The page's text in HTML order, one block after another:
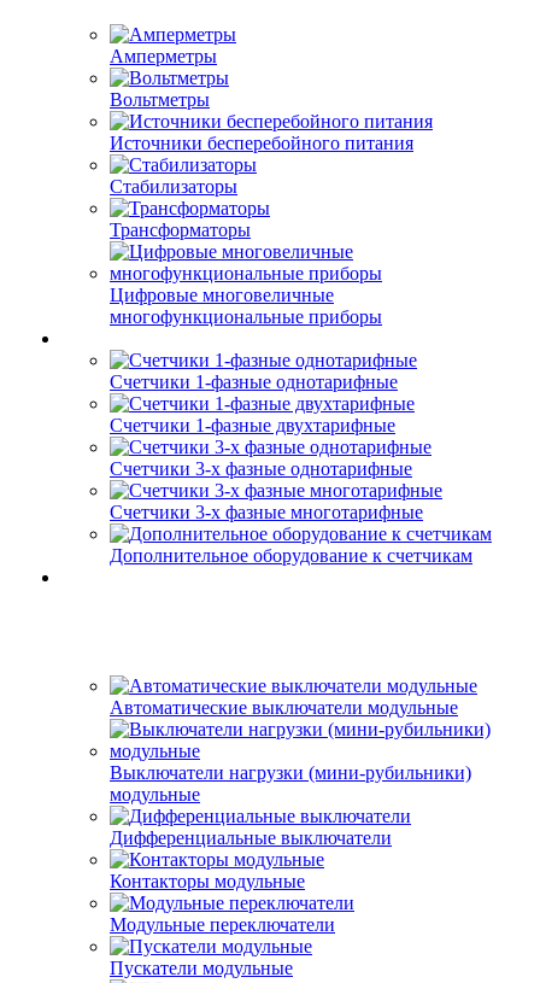
Амперметры
Вольтметры
Источники бесперебойного питания
Стабилизаторы
Трансформаторы
Цифровые многовеличные
многофункциональные приборы
Счетчики 1-фазные однотарифные
Счетчики 1-фазные двухтарифные
Счетчики 3-х фазные однотарифные
Счетчики 3-х фазные многотарифные
Дополнительное оборудование к счетчикам
Автоматические выключатели модульные
Выключатели нагрузки (мини-рубильники)
модульные
Дифференциальные выключатели
Контакторы модульные
Модульные переключатели
Пускатели модульные